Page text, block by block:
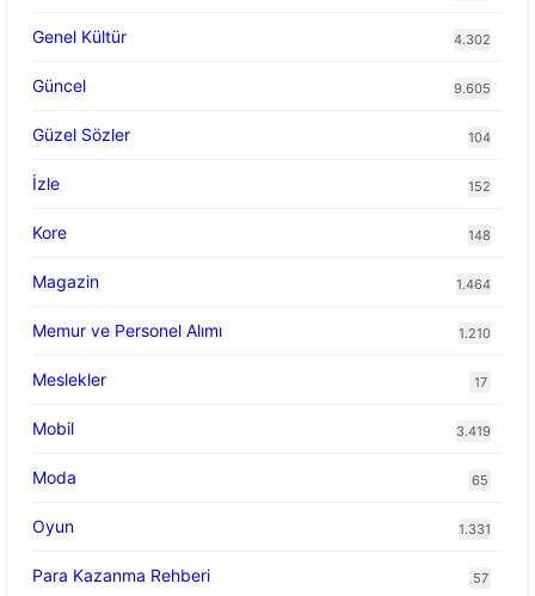
Genel Kültür 4.302
Güncel 9.605
Güzel Sözler 104
İzle 152
Kore 148
Magazin 1.464
Memur ve Personel Alımı 1.210
Meslekler 17
Mobil 3.419
Moda 65
Oyun 1.331
Para Kazanma Rehberi 57